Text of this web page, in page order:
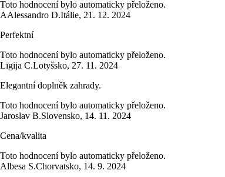
Toto hodnocení bylo automaticky přeloženo.
AAlessandro D.Itálie, 21. 12. 2024
Perfektní
Toto hodnocení bylo automaticky přeloženo.
Līgija C.Lotyšsko, 27. 11. 2024
Elegantní doplněk zahrady.
Toto hodnocení bylo automaticky přeloženo.
Jaroslav B.Slovensko, 14. 11. 2024
Cena/kvalita
Toto hodnocení bylo automaticky přeloženo.
Albesa S.Chorvatsko, 14. 9. 2024